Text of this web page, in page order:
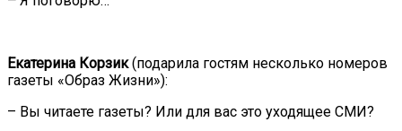
Екатерина Корзик(подарила гостям несколько номеров
газеты «Образ Жизни»):
– Вы читаете газеты? Или для вас это уходящее СМИ?